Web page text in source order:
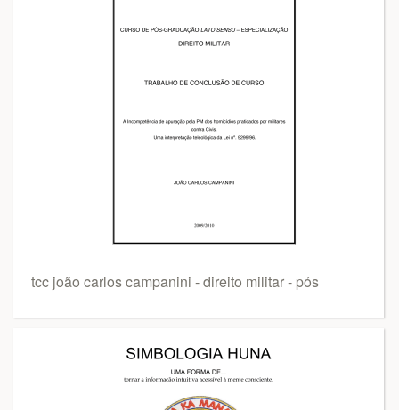
tcc joão carlos campanini - direito militar - pós